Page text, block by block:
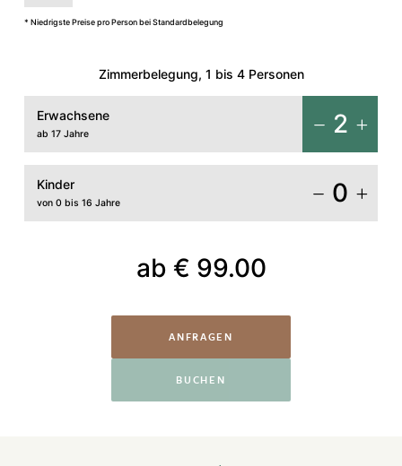
* Niedrigste Preise pro Person bei Standardbelegung
Zimmerbelegung, 1 bis 4 Personen
Erwachsene
ab 17 Jahre 2
Kinder
von 0 bis 16 Jahre 0
ab € 99.00
ANFRAGEN
BUCHEN